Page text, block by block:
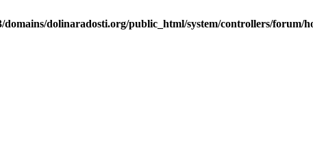
domains/dolinaradosti.org/public_html/system/controllers/forum/